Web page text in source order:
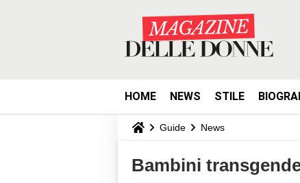
HOME NEWS STILE
Guide News
Bambini